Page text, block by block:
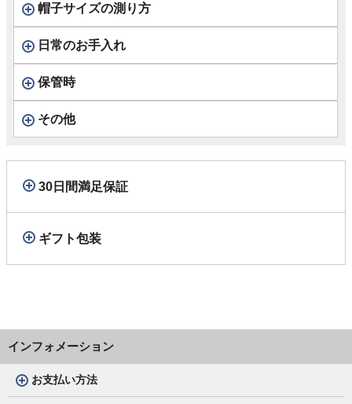
帽子サイズの測り方
日常のお手入れ
保管時
その他
30日間満足保証
ギフト包装
インフォメーション
お支払い方法